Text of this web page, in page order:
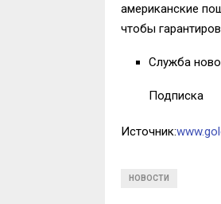
американские
чтобы
Служба
Подписка
Источник:
НОВОСТИ